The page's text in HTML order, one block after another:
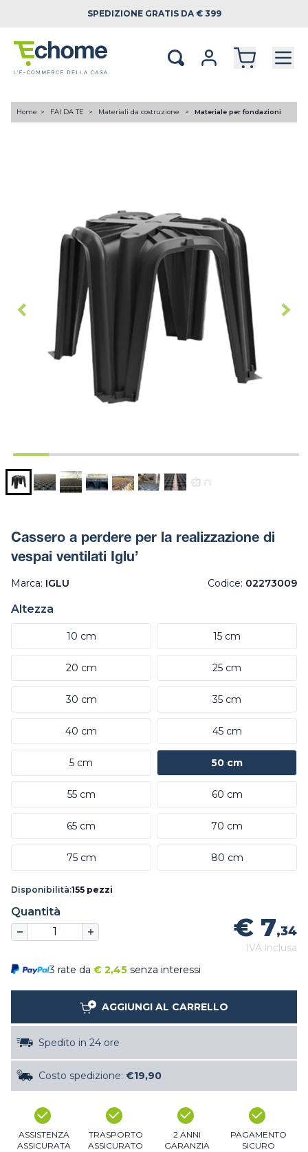
SPEDIZIONE GRATIS DA € 399
Home FAI DA TE Materiali da costruzione Materiale per fondazioni
Cassero a perdere per la realizzazione di
vespai ventilati Iglu’
Marca: IGLU Codice: 02273009
Altezza
10 cm 15 cm
20 cm 25 cm
30 cm 35 cm
40 cm 45 cm
5 cm 50 cm
55 cm 60 cm
65 cm 70 cm
75 cm 80 cm
Disponibilità:155 pezzi
Quantità
€ 7,34
IVA inclusa
3 rate da € 2,45 senza interessi
AGGIUNGI AL CARRELLO
Spedito in 24 ore
Costo spedizione: €19,90
ASSISTENZA
ASSICURATA
TRASPORTO
ASSICURATO
2 ANNI
GARANZIA
PAGAMENTO
SICURO